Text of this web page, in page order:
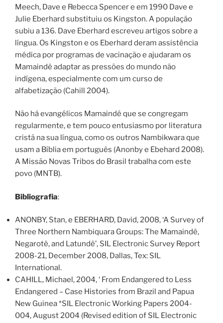
Meech, Dave e Rebecca Spencer e em 1990 Dave e
Julie Eberhard substituiu os Kingston. A população
subiu a 136. Dave Eberhard escreveu artigos sobre a
língua. Os Kingston e os Eberhard deram assistência
médica por programas de vacinação e ajudaram os
Mamaindê adaptar as pressões do mundo não
indígena, especialmente com um curso de
alfabetização (Cahill 2004).
Não há evangélicos Mamaindê que se congregam
regularmente, e tem pouco entusiasmo por literatura
cristã na sua língua, como os outros Nambikwara que
usam a Bíblia em português (Anonby e Ebehard 2008).
A Missão Novas Tribos do Brasil trabalha com este
povo (MNTB).
Bibliografia:
ANONBY, Stan, e EBERHARD, David, 2008, ‘A Survey of
Three Northern Nambiquara Groups: The Mamaindê,
Negarotê, and Latundê’, SIL Electronic Survey Report
2008-21, December 2008, Dallas, Tex: SIL
International.
CAHILL, Michael, 2004, ‘ From Endangered to Less
Endangered – Case Histories from Brazil and Papua
New Guinea *SIL Electronic Working Papers 2004-
004, August 2004 (Revised edition of SIL Electronic